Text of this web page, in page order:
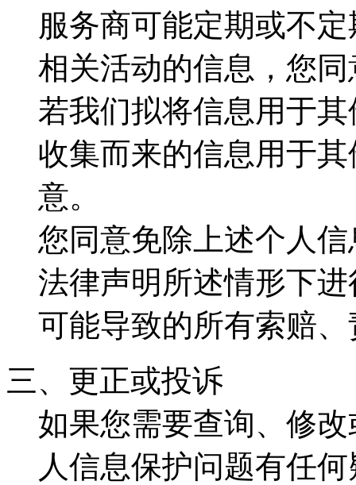
服务商可能定期或不
相关活动的信息，您
若我们拟将信息用于
收集而来的信息用于
意。
您同意免除上述个人
法律声明所述情形下
可能导致的所有索赔
三、更正或投诉
如果您需要查询、修
人信息保护问题有任